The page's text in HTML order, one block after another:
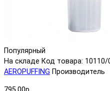
Популярный
На складе Код товара: 10110/
AEROPUFFING Производитель